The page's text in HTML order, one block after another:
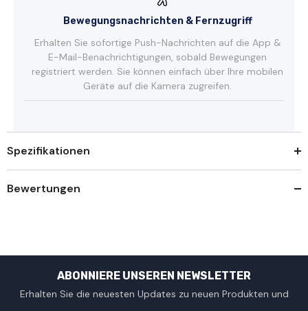
Bewegungsnachrichten & Fernzugriff
Erhalten Sie sofortige Push-Nachrichten auf die App &
E-Mail-Benachrichtigungen, sobald Bewegungen
registriert werden. Sie können einfach über Ihre mobilen
Geräte auf die Kamera zugreifen.
Spezifikationen
Bewertungen
ABONNIERE UNSEREN NEWSLETTER
Erhalten Sie die neuesten Updates zu neuen Produkten und